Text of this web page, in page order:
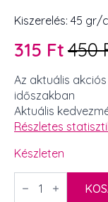
Kiszerelés: 45
450
Original
price
was:
450 Ft.
315 Ft
Current
price
is:
315 Ft.
Az aktuális
időszakban
Aktuális
Részletes
Készleten
Lali
termés